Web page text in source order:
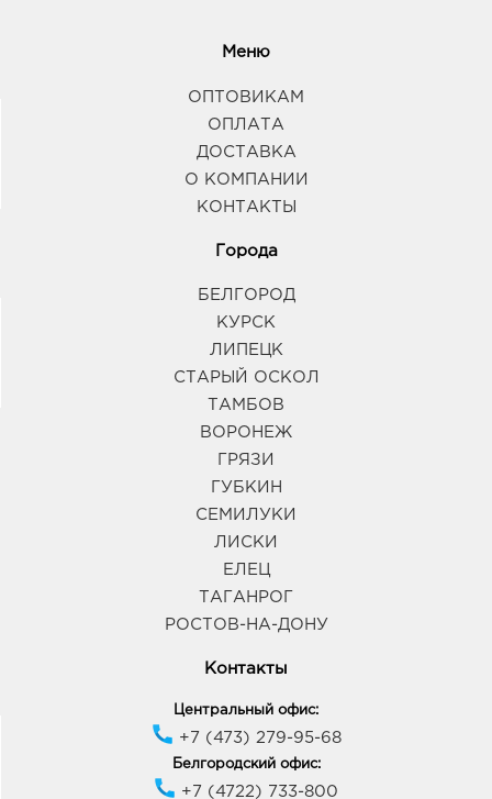
Меню
ОПТОВИКАМ
ОПЛАТА
ДОСТАВКА
О КОМПАНИИ
КОНТАКТЫ
Города
БЕЛГОРОД
КУРСК
ЛИПЕЦК
СТАРЫЙ ОСКОЛ
ТАМБОВ
ВОРОНЕЖ
ГРЯЗИ
ГУБКИН
СЕМИЛУКИ
ЛИСКИ
ЕЛЕЦ
ТАГАНРОГ
РОСТОВ-НА-ДОНУ
Контакты
Центральный офис:
+7 (473) 279-95-68
Белгородский офис:
+7 (4722) 733-800